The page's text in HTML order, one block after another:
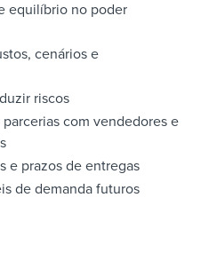
equilíbrio no poder
cenários e
riscos
com vendedores e
e prazos de entregas
de demanda futuros